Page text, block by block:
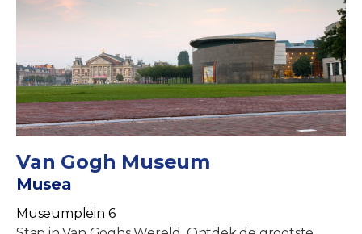
Van Gogh Museum
Musea
Museumplein 6